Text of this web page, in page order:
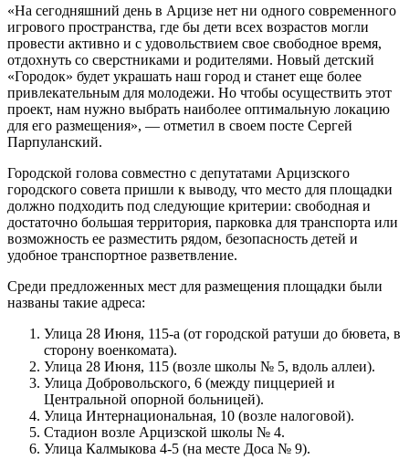
«На сегодняшний день в Арцизе нет ни одного современного
игрового пространства, где бы дети всех возрастов могли
провести активно и с удовольствием свое свободное время,
отдохнуть со сверстниками и родителями. Новый детский
«Городок» будет украшать наш город и станет еще более
привлекательным для молодежи. Но чтобы осуществить этот
проект, нам нужно выбрать наиболее оптимальную локацию
для его размещения», — отметил в своем посте Сергей
Парпуланский.
Городской голова совместно с депутатами Арцизского
городского совета пришли к выводу, что место для площадки
должно подходить под следующие критерии: свободная и
достаточно большая территория, парковка для транспорта или
возможность ее разместить рядом, безопасность детей и
удобное транспортное разветвление.
Среди предложенных мест для размещения площадки были
названы такие адреса:
Улица 28 Июня, 115-а (от городской ратуши до бювета, в
сторону военкомата).
Улица 28 Июня, 115 (возле школы № 5, вдоль аллеи).
Улица Добровольского, 6 (между пиццерией и
Центральной опорной больницей).
Улица Интернациональная, 10 (возле налоговой).
Стадион возле Арцизской школы № 4.
Улица Калмыкова 4-5 (на месте Доса № 9).